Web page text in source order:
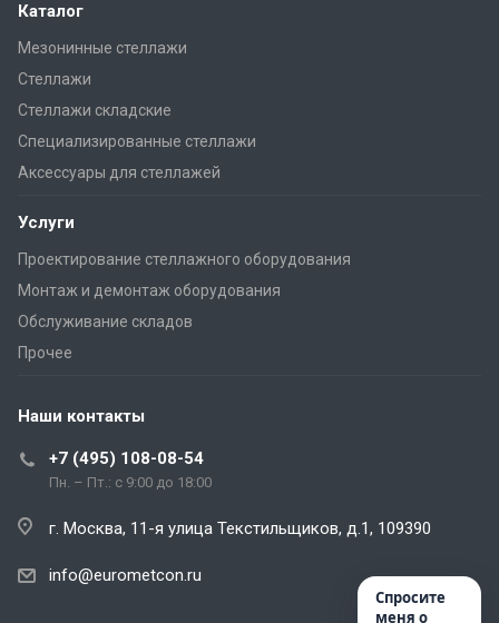
Каталог
Мезонинные стеллажи
Стеллажи
Стеллажи складские
Специализированные стеллажи
Аксессуары для стеллажей
Услуги
Проектирование стеллажного оборудования
Монтаж и демонтаж оборудования
Обслуживание складов
Прочее
Наши контакты
+7 (495) 108-08-54
Пн. – Пт.: с 9:00 до 18:00
г. Москва, 11-я улица Текстильщиков, д.1, 109390
info@eurometcon.ru
Спросите
меня о